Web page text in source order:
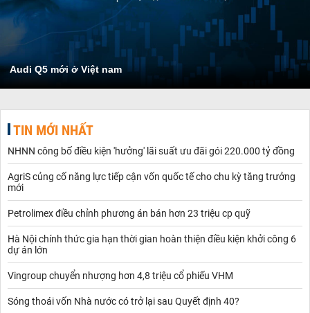
Audi Q5 mới ở Việt nam
TIN MỚI NHẤT
NHNN công bố điều kiện 'hưởng' lãi suất ưu đãi gói 220.000 tỷ đồng
AgriS củng cố năng lực tiếp cận vốn quốc tế cho chu kỳ tăng trưởng
mới
Petrolimex điều chỉnh phương án bán hơn 23 triệu cp quỹ
Hà Nội chính thức gia hạn thời gian hoàn thiện điều kiện khởi công 6
dự án lớn
Vingroup chuyển nhượng hơn 4,8 triệu cổ phiếu VHM
Sóng thoái vốn Nhà nước có trở lại sau Quyết định 40?